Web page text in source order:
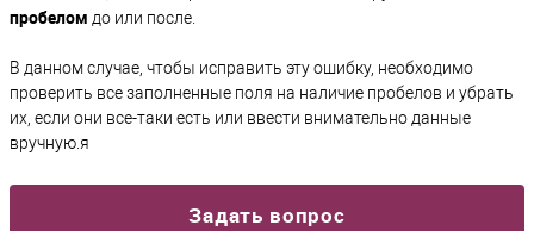
пробелом до или после.
В данном случае, чтобы исправить эту ошибку, необходимо
проверить все заполненные поля на наличие пробелов и убрать
их, если они все-таки есть или ввести внимательно данные
вручную.я
Задать вопрос